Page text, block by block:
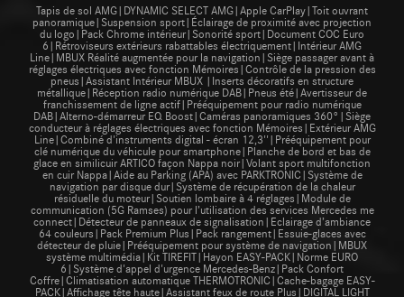
Tapis de sol AMG|DYNAMIC SELECT AMG|Apple CarPlay|Toit ouvrant
panoramique|Suspension sport|Éclairage de proximité avec projection
du logo|Pack Chrome intérieur|Sonorité sport|Document COC Euro
6|Rétroviseurs extérieurs rabattables électriquement|Intérieur AMG
Line|MBUX Réalité augmentée pour la navigation|Siège passager avant à
réglages électriques avec fonction Mémoires|Contrôle de la pression des
pneus|Assistant Intérieur MBUX |Inserts décoratifs en structure
métallique|Réception radio numérique DAB|Pneus été|Avertisseur de
franchissement de ligne actif|Prééquipement pour radio numérique
DAB|Alterno-démarreur EQ Boost|Caméras panoramiques 360°|Siège
conducteur à réglages électriques avec fonction Mémoires|Extérieur AMG
Line|Combiné d'instruments digital - écran 12,3''|Prééquipement pour
clé numérique du véhicule pour smartphone|Planche de bord et bas de
glace en similicuir ARTICO façon Nappa noir|Volant sport multifonction
en cuir Nappa|Aide au Parking (APA) avec PARKTRONIC|Système de
navigation par disque dur|Système de récupération de la chaleur
résiduelle du moteur|Soutien lombaire à 4 réglages|Module de
communication (5G Ramses) pour l’utilisation des services Mercedes me
connect|Détecteur de panneaux de signalisation|Eclairage d’ambiance
64 couleurs|Pack Premium Plus|Pack rangement|Essuie-glaces avec
détecteur de pluie|Prééquipement pour système de navigation|MBUX
système multimédia|Kit TIREFIT|Hayon EASY-PACK|Norme EURO
6|Système d'appel d'urgence Mercedes-Benz|Pack Confort
Coffre|Climatisation automatique THERMOTRONIC|Cache-bagage EASY-
PACK|Affichage tête haute|Assistant feux de route Plus|DIGITAL LIGHT